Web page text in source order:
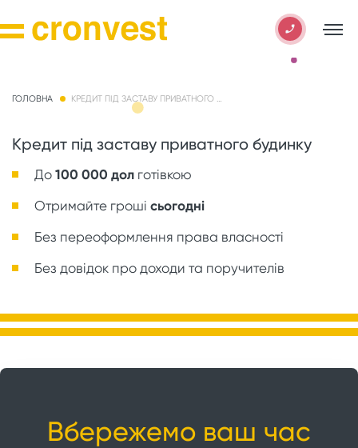
ГОЛОВНА КРЕДИТ ПІД ЗАСТАВУ ПРИВАТНОГО БУДИНКУ
Кредит під заставу приватного будинку
До 100 000 дол готівкою
Отримайте гроші сьогодні
Без переоформлення права власності
Без довідок про доходи та поручителів
Вбережемо ваш час